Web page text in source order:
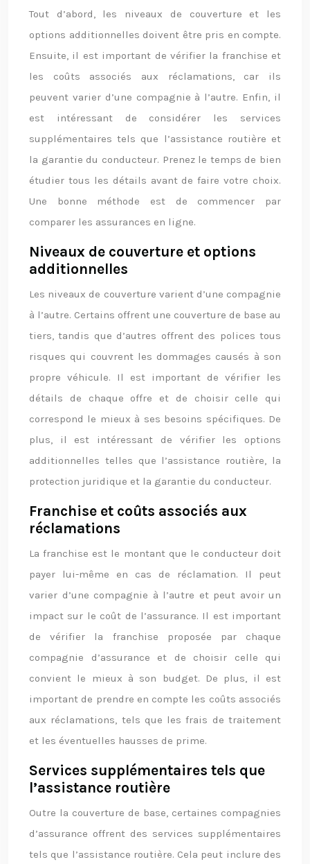
Tout d’abord, les niveaux de couverture et les
options additionnelles doivent être pris en compte.
Ensuite, il est important de vérifier la franchise et
les coûts associés aux réclamations, car ils
peuvent varier d’une compagnie à l’autre. Enfin, il
est intéressant de considérer les services
supplémentaires tels que l’assistance routière et
la garantie du conducteur. Prenez le temps de bien
étudier tous les détails avant de faire votre choix.
Une bonne méthode est de commencer par
comparer les assurances en ligne.
Niveaux de couverture et options
additionnelles
Les niveaux de couverture varient d’une compagnie
à l’autre. Certains offrent une couverture de base au
tiers, tandis que d’autres offrent des polices tous
risques qui couvrent les dommages causés à son
propre véhicule. Il est important de vérifier les
détails de chaque offre et de choisir celle qui
correspond le mieux à ses besoins spécifiques. De
plus, il est intéressant de vérifier les options
additionnelles telles que l’assistance routière, la
protection juridique et la garantie du conducteur.
Franchise et coûts associés aux
réclamations
La franchise est le montant que le conducteur doit
payer lui-même en cas de réclamation. Il peut
varier d’une compagnie à l’autre et peut avoir un
impact sur le coût de l’assurance. Il est important
de vérifier la franchise proposée par chaque
compagnie d’assurance et de choisir celle qui
convient le mieux à son budget. De plus, il est
important de prendre en compte les coûts associés
aux réclamations, tels que les frais de traitement
et les éventuelles hausses de prime.
Services supplémentaires tels que
l’assistance routière
Outre la couverture de base, certaines compagnies
d’assurance offrent des services supplémentaires
tels que l’assistance routière. Cela peut inclure des